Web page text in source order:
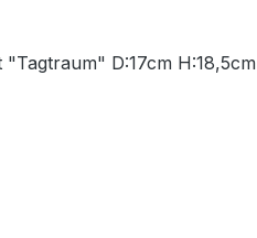
D:17cm H:18,5cm